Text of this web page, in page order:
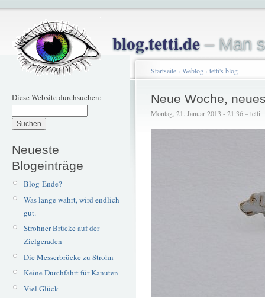
blog.tetti.de– Man
Diese Website durchsuchen:
Neueste
Blogeinträge
Blog-Ende?
Was lange währt, wird endlich
gut.
Strohner Brücke auf der
Zielgeraden
Die Messerbrücke zu Strohn
Keine Durchfahrt für Kanuten
Viel Glück
Startseite› Weblog› tetti's blog
Neue Woche,
Montag, 21. Januar 2013 - 21:36 – tetti